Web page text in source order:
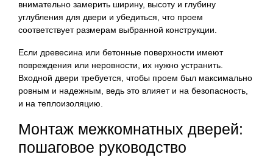
внимательно замерить ширину, высоту и глубину
углубления для двери и убедиться, что проем
соответствует размерам выбранной конструкции.
Если древесина или бетонные поверхности имеют
повреждения или неровности, их нужно устранить.
Входной двери требуется, чтобы проем был максимально
ровным и надежным, ведь это влияет и на безопасность,
и на теплоизоляцию.
Монтаж межкомнатных дверей:
пошаговое руководство